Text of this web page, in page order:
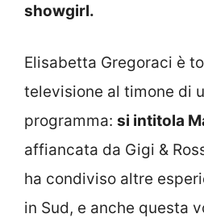
showgirl.
Elisabetta Gregoraci è
televisione al timone di
programma: si intitola
affiancata da Gigi &
ha condiviso altre
in Sud, e anche questa